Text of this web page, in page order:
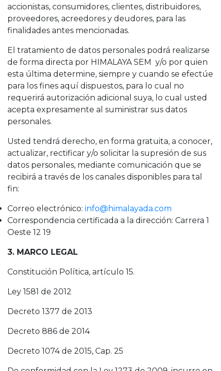
accionistas, consumidores, clientes, distribuidores,
proveedores, acreedores y deudores, para las
finalidades antes mencionadas.
El tratamiento de datos personales podrá realizarse
de forma directa por HIMALAYA SEM y/o por quien
esta última determine, siempre y cuando se efectúe
para los fines aquí dispuestos, para lo cual no
requerirá autorización adicional suya, lo cual usted
acepta expresamente al suministrar sus datos
personales.
Usted tendrá derecho, en forma gratuita, a conocer,
actualizar, rectificar y/o solicitar la supresión de sus
datos personales, mediante comunicación que se
recibirá a través de los canales disponibles para tal
fin:
Correo electrónico: info@himalayada.com
Correspondencia certificada a la dirección: Carrera 1
Oeste 12 19
3. MARCO LEGAL
Constitución Política, artículo 15.
Ley 1581 de 2012
Decreto 1377 de 2013
Decreto 886 de 2014
Decreto 1074 de 2015, Cap. 25